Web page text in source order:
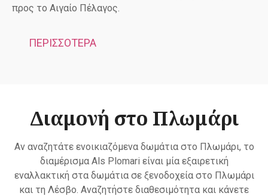
προς το Αιγαίο Πέλαγος.
ΠΕΡΙΣΣΟΤΕΡΑ
Διαμονή στο Πλωμάρι
Αν αναζητάτε ενοικιαζόμενα δωμάτια στο Πλωμάρι, το
διαμέρισμα Als Plomari είναι μία εξαιρετική
εναλλακτική στα δωμάτια σε ξενοδοχεία στο Πλωμάρι
και τη Λέσβο. Αναζητήστε διαθεσιμότητα και κάνετε